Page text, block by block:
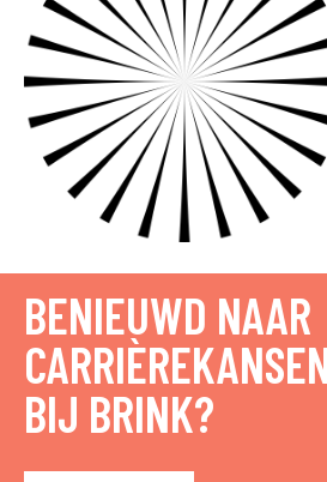
BENIEUWD NAAR
BIJ BRINK?